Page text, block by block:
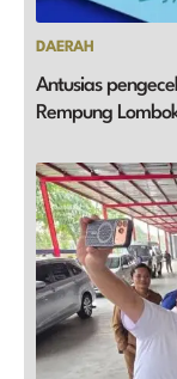
DAERAH
Antusias
Rempung